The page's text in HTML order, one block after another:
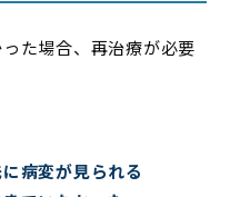
た場合、再治療が必要
病変が見られる